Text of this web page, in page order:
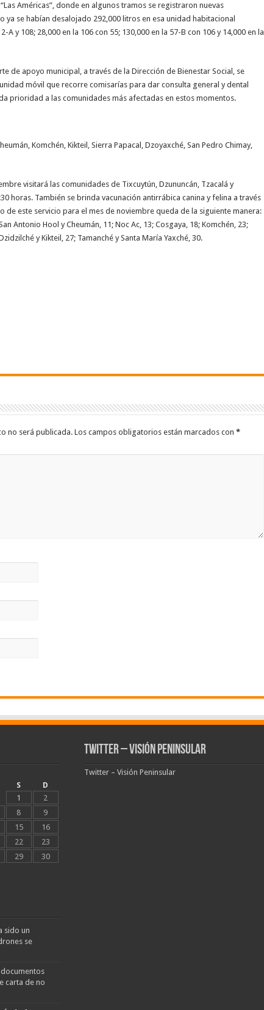
Américas”, donde en algunos tramos se registraron nuevas
ya se habían desalojado 292,000 litros en esa unidad habitacional
A y 108; 28,000 en la 106 con 55; 130,000 en la 57-B con 106 y 14,000 en la
de apoyo municipal, a través de la Dirección de Bienestar Social, se
móvil que recorre comisarías para dar consulta general y dental
prioridad a las comunidades más afectadas en estos momentos.
Komchén, Kikteil, Sierra Papacal, Dzoyaxché, San Pedro Chimay,
visitará las comunidades de Tixcuytún, Dzununcán, Tzacalá y
horas. También se brinda vacunación antirrábica canina y felina a través
de este servicio para el mes de noviembre queda de la siguiente manera:
Antonio Hool y Cheumán, 11; Noc Ac, 13; Cosgaya, 18; Komchén, 23;
y Kikteil, 27; Tamanché y Santa María Yaxché, 30.
no será publicada.Los campos obligatorios están marcados con *
S
D
1
2
8
9
15
16
22
23
29
30
sido un
se
documentos
carta de no
Twitter – Visión Peninsular
Twitter – Visión Peninsular